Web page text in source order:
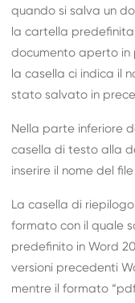
quando si salva un
la cartella predefinita
documento aperto in
la casella ci indica il
stato salvato in
Nella parte inferiore
casella di testo alla
inserire il nome del
La casella di
formato con il quale
predefinito in Word
versioni precedenti
mentre il formato